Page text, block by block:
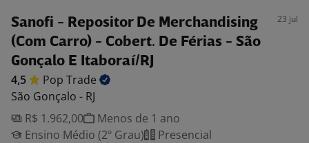
Sanofi - Repositor De Merchandising
(Com Carro) - Cobert. De Férias - São
Gonçalo E Itaboraí/RJ
23 jul
4,5 Pop Trade
São Gonçalo - RJ
R$ 1.962,00
Menos de 1 ano
Ensino Médio (2º Grau)
Presencial